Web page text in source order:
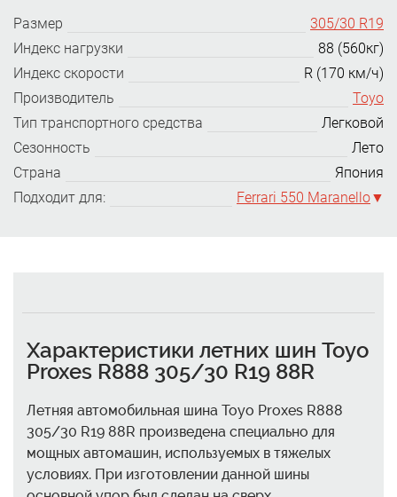
Размер
305/30 R19
Индекс нагрузки
88 (560кг)
Индекс скорости
R (170 км/ч)
Производитель
Toyo
Тип транспортного средства
Легковой
Сезонность
Лето
Страна
Япония
Подходит для:
Ferrari 550 Maranello
Характеристики летних шин Toyo
Proxes R888 305/30 R19 88R
Летняя автомобильная шина Toyo Proxes R888
305/30 R19 88R произведена специально для
мощных автомашин, используемых в тяжелых
условиях. При изготовлении данной шины